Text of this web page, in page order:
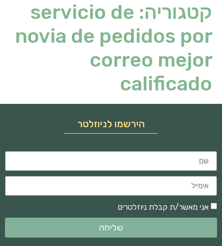
קטגוריה: servicio de
novia de pedidos por
correo mejor
calificado
הירשמו לניוזלטר
אני מאשר/ת קבלת ניוזלטרים
שליחה